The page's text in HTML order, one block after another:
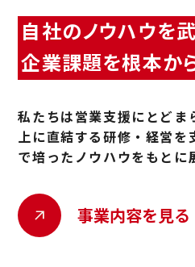
自社のノウハウを
企業課題を根本か
私たちは営業支援にとどま
上に直結する研修・経営
で培ったノウハウをもとに
事業内容を見る